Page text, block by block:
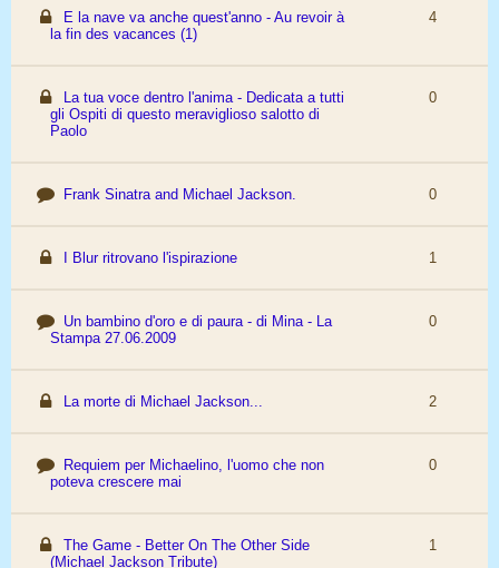
E la nave va anche quest'anno - Au revoir à
la fin des vacances (1)
4
La tua voce dentro l'anima - Dedicata a tutti
gli Ospiti di questo meraviglioso salotto di
Paolo
0
Frank Sinatra and Michael Jackson. 0
I Blur ritrovano l'ispirazione 1
Un bambino d'oro e di paura - di Mina - La
Stampa 27.06.2009
0
La morte di Michael Jackson... 2
Requiem per Michaelino, l'uomo che non
poteva crescere mai
0
The Game - Better On The Other Side
(Michael Jackson Tribute)
1